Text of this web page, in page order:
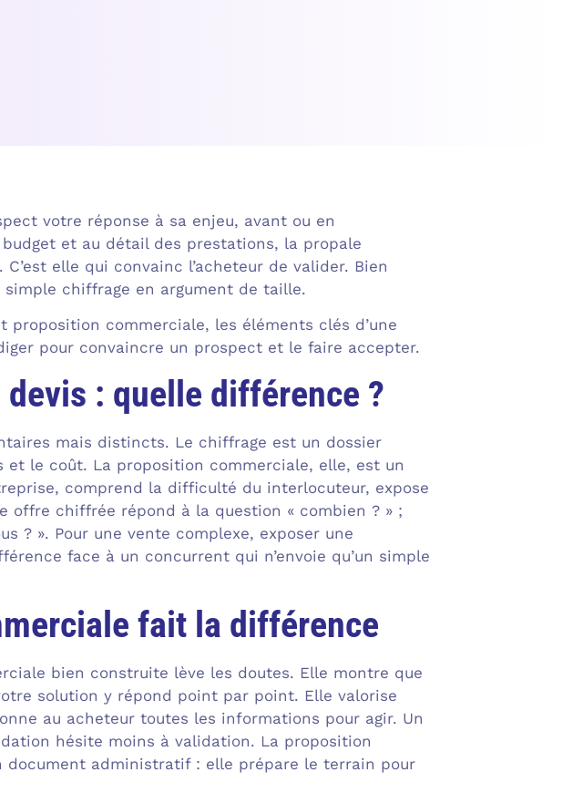
votre réponse à sa enjeu, avant ou en
et au détail des prestations, la propale
elle qui convainc l’acheteur de valider. Bien
chiffrage en argument de taille.
commerciale, les éléments clés d’une
pour convaincre un prospect et le faire accepter.
: quelle différence ?
mais distincts. Le chiffrage est un dossier
le coût. La proposition commerciale, elle, est un
comprend la difficulté du interlocuteur, expose
offre chiffrée répond à la question « combien ? » ;
? ». Pour une vente complexe, exposer une
face à un concurrent qui n’envoie qu’un simple
fait la différence
bien construite lève les doutes. Elle montre que
solution y répond point par point. Elle valorise
au acheteur toutes les informations pour agir. Un
hésite moins à validation. La proposition
document administratif : elle prépare le terrain pour